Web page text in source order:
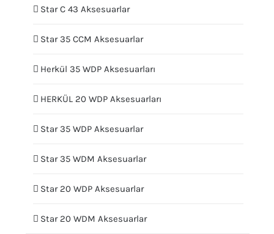
Star C 43 Aksesuarlar
Star 35 CCM Aksesuarlar
Herkül 35 WDP Aksesuarları
HERKÜL 20 WDP Aksesuarları
Star 35 WDP Aksesuarlar
Star 35 WDM Aksesuarlar
Star 20 WDP Aksesuarlar
Star 20 WDM Aksesuarlar